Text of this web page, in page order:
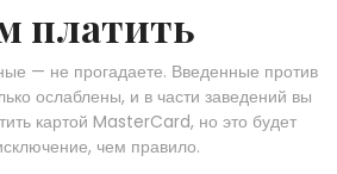
платить
— не прогадаете. Введенные против
ослаблены, и в части заведений вы
картой MasterCard, но это будет
чем правило.